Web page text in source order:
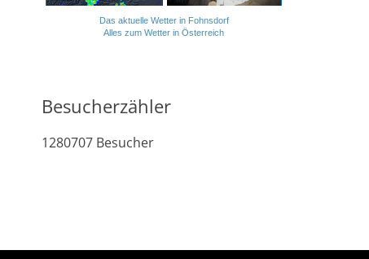
Das aktuelle Wetter in Fohnsdorf
Alles zum Wetter in Österreich
Besucherzähler
1280707 Besucher